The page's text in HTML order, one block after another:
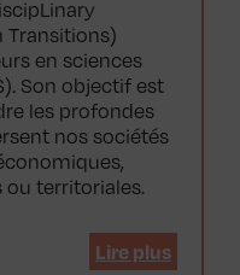
Transitions)
en sciences
Son objectif est
les profondes
nos sociétés
territoriales.
Lire plus